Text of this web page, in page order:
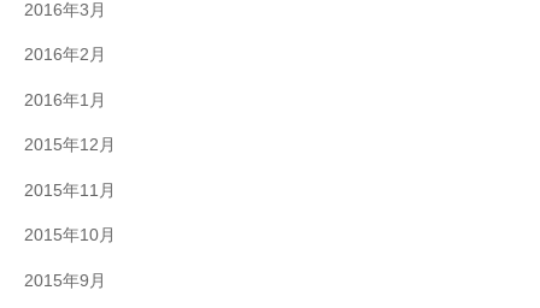
2016年3月
2016年2月
2016年1月
2015年12月
2015年11月
2015年10月
2015年9月